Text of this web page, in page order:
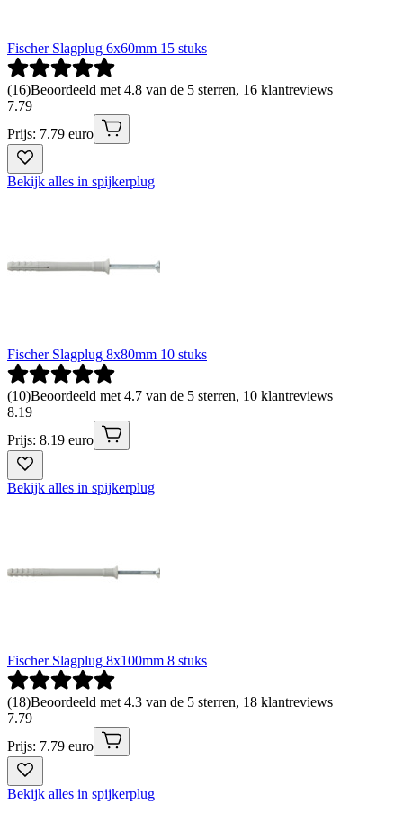
Fischer Slagplug 6x60mm 15 stuks
(16)Beoordeeld met 4.8 van de 5 sterren, 16 klantreviews
7.79
Prijs: 7.79 euro
Bekijk alles in spijkerplug
Fischer Slagplug 8x80mm 10 stuks
(10)Beoordeeld met 4.7 van de 5 sterren, 10 klantreviews
8.19
Prijs: 8.19 euro
Bekijk alles in spijkerplug
Fischer Slagplug 8x100mm 8 stuks
(18)Beoordeeld met 4.3 van de 5 sterren, 18 klantreviews
7.79
Prijs: 7.79 euro
Bekijk alles in spijkerplug